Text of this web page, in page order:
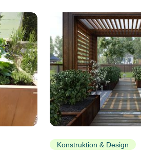
Konstruktion & Design